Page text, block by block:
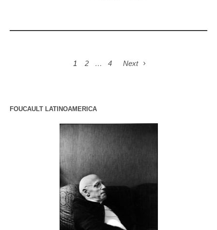
1 2 … 4 Next
FOUCAULT LATINOAMERICA